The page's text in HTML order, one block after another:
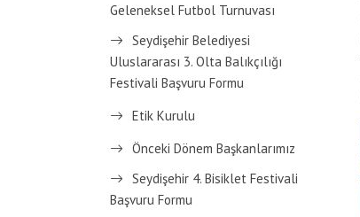
Geleneksel Futbol Turnuvası
Seydişehir Belediyesi
Uluslararası 3. Olta Balıkçılığı
Festivali Başvuru Formu
Etik Kurulu
Önceki Dönem Başkanlarımız
Seydişehir 4. Bisiklet Festivali
Başvuru Formu